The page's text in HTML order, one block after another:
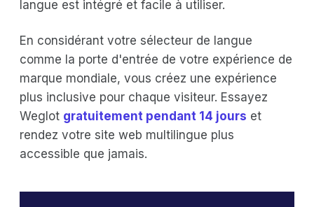
langue est intégré et facile à utiliser.
En considérant votre sélecteur de langue
comme la porte d'entrée de votre expérience de
marque mondiale, vous créez une expérience
plus inclusive pour chaque visiteur. Essayez
Weglot gratuitement pendant 14 jours et
rendez votre site web multilingue plus
accessible que jamais.